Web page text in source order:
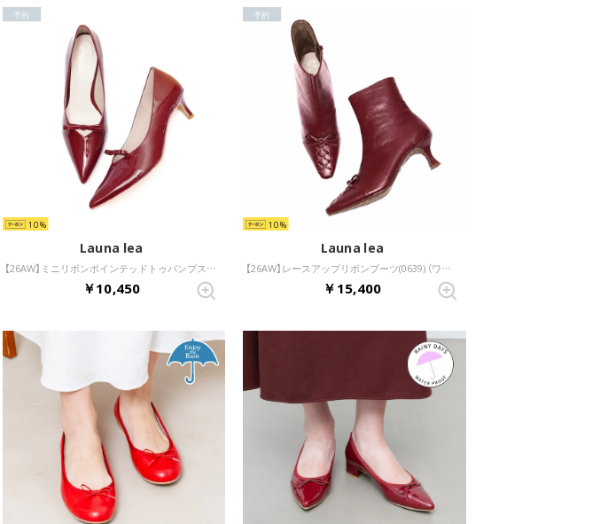
予約
10
Launa lea
【26AW】ミニリボンポインテッドトゥパンプス(0637) （ワインE）
￥10,450
予約
10
Launa lea
【26AW】レースアップリボンブーツ(0639) （ワイン）
￥15,400